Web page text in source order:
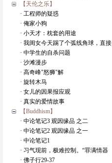
【天伦之乐】
· 工程师的疑惑
· 俺家小狗
· 小天才：枕套的用途
· 我闺女今天踢了个弧线角球，直接
· 中学生的自杀问题
· 沙滩漫步
· 高奇峰"怒狮"解
· 旋转木马
· 女儿的因果报应观
· 真实的爱情故事
【Buddhism】
· 中论笔记3 观因缘品 之二
· 中论笔记2 观因缘品 之一
· 中论笔记1
· 习气现前，极难控制。“罪满情器
· 佛子行29-37